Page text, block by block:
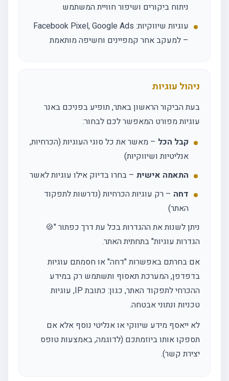
ניתוח ביקורים ושיפור חוויית המשתמש
עוגיות שיווקיות: Facebook Pixel, Google Ads
– למעקב אחר קמפיינים וחשיפה מותאמת
ניהול עוגיות
בעת הביקור הראשון באתר, תופיע בפניכם באנר
עוגיות מפורט המאפשר לכם לבחור:
קבל הכל – מאשר את כל סוגי העוגיות (הכרחיות,
אנליטיות ושיווקיות)
התאמה אישית – בחרו בדיוק אילו עוגיות לאשר
דחה – רק עוגיות הכרחיות (נדרשות לתפקוד
האתר)
ניתן לשנות את ההגדרות בכל עת דרך כפתור "🍪
הגדרות עוגיות" בתחתית האתר.
אם בחרתם באפשרות "דחה" או חסמתם עוגיות
בדפדפן, המערכת תאסוף ותשתמש רק במידע
ההכרחי לתפקוד האתר, כגון: כתובת IP, עוגיות
טכניות ונתוני אבטחה.
לא ייאסף מידע שיווקי או אנליטי נוסף אלא אם
תספקו אותו ביוזמתכם (לדוגמה, באמצעות טופס
יצירת קשר).